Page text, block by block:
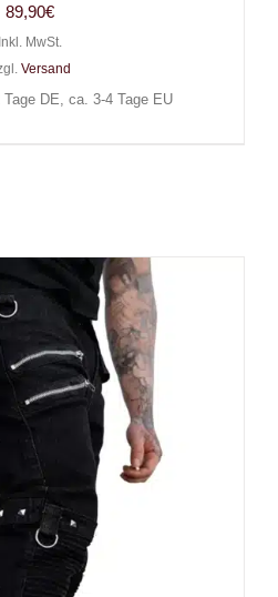
89,90€
Inkl. MwSt.
Versand
Tage DE, ca. 3-4 Tage EU